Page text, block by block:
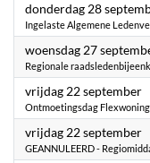
donderdag 28
Ingelaste Algemene
woensdag 27
Regionale
vrijdag 22 september
Ontmoetingsdag
vrijdag 22 september
GEANNULEERD -